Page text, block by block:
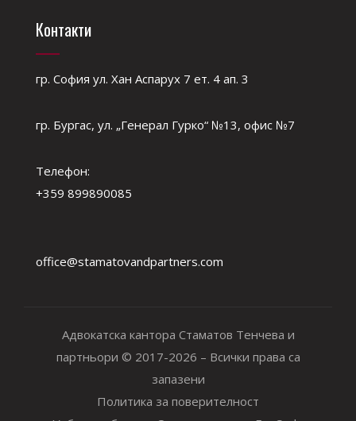
Контакти
гр. София ул. Хан Аспарух 7 ет. 4 ап. 3
гр. Бургас, ул. „Генерал Гурко“ №13, офис №7
Телефон:
+359 899890085
office@stamatovandpartners.com
Адвокатска кантора Стаматов Тенчева и
партньори © 2017-2026 – Всички права са
запазени
Политика за поверителност